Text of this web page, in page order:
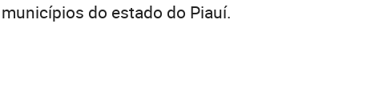
do estado do Piauí.